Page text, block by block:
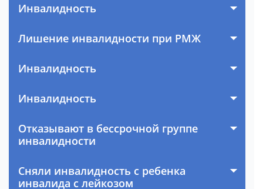
Инвалидность
Лишение инвалидности при РМЖ
Инвалидность
Инвалидность
Отказывают в бессрочной группе
инвалидности
Сняли инвалидность с ребенка
инвалида с лейкозом